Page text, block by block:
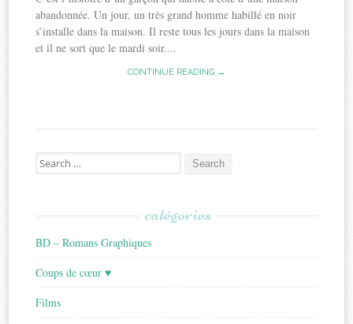
abandonnée. Un jour, un très grand homme habillé en noir
s’installe dans la maison. Il reste tous les jours dans la maison
et il ne sort que le mardi soir....
CONTINUE READING →
Search
for:
catégories
BD – Romans Graphiques
Coups de cœur ♥
Films